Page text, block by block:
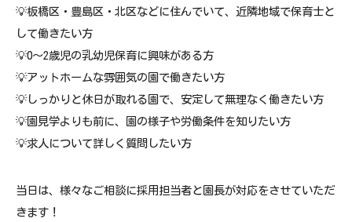
💡板橋区・豊島区・北区などに住んでいて、近隣地域で保育士と
して働きたい方
💡0～2歳児の乳幼児保育に興味がある方
💡アットホームな雰囲気の園で働きたい方
💡しっかりと休日が取れる園で、安定して無理なく働きたい方
💡園見学よりも前に、園の様子や労働条件を知りたい方
💡求人について詳しく質問したい方
当日は、様々なご相談に採用担当者と園長が対応をさせていただ
きます！